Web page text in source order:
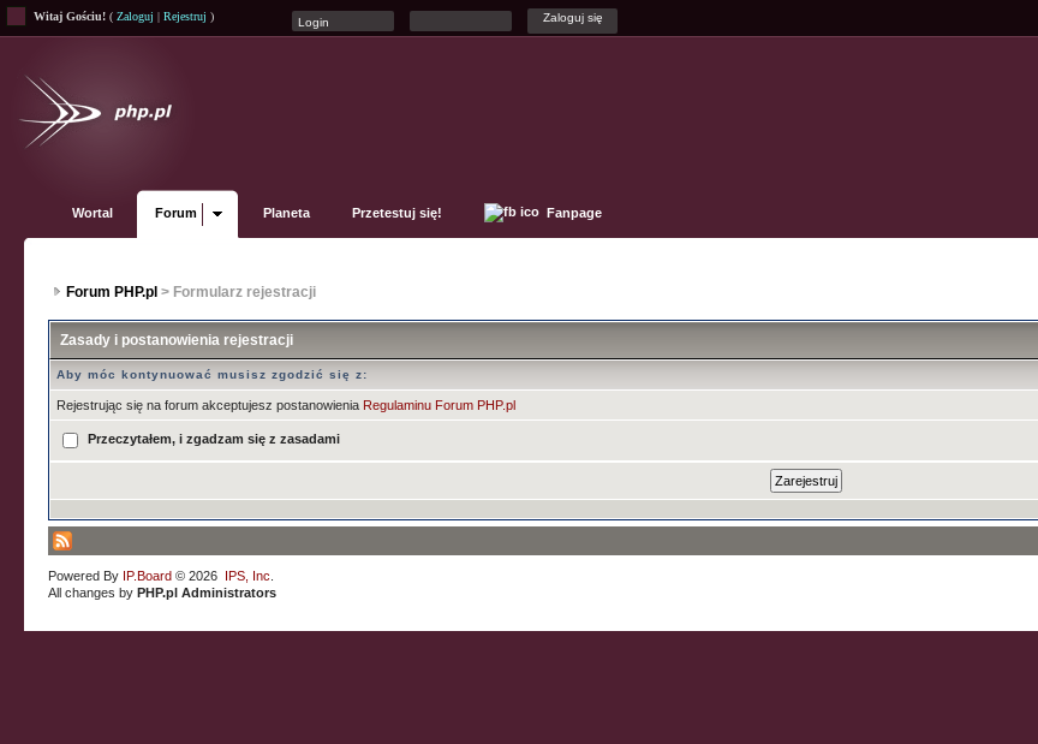
Witaj Gościu! ( Zaloguj | Rejestruj )
Wortal Forum Planeta Przetestuj się! Fanpage
Forum PHP.pl > Formularz rejestracji
Zasady i postanowienia rejestracji
Aby móc kontynuować musisz zgodzić się z:
Rejestrując się na forum akceptujesz postanowienia Regulaminu Forum PHP.pl
Przeczytałem, i zgadzam się z zasadami
Powered By IP.Board © 2026 IPS, Inc
All changes byPHP.pl Administrators